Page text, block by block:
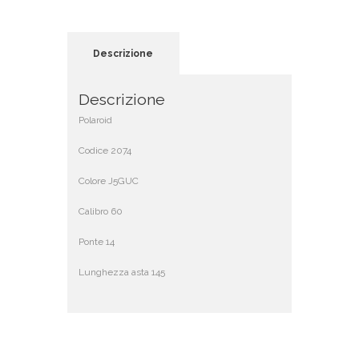
Descrizione
Descrizione
Polaroid
Codice 2074
Colore J5GUC
Calibro 60
Ponte 14
Lunghezza asta 145